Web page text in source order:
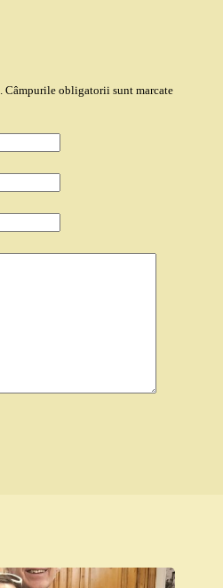
Câmpurile obligatorii sunt marcate